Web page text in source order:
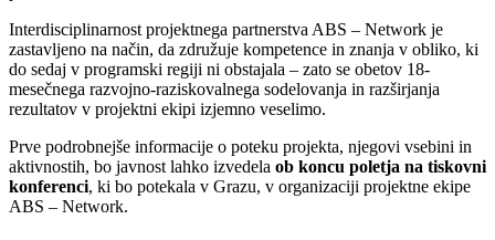
Interdisciplinarnost projektnega partnerstva ABS – Network je
zastavljeno na način, da združuje kompetence in znanja v obliko, ki
do sedaj v programski regiji ni obstajala – zato se obetov 18-
mesečnega razvojno-raziskovalnega sodelovanja in razširjanja
rezultatov v projektni ekipi izjemno veselimo.
Prve podrobnejše informacije o poteku projekta, njegovi vsebini in
aktivnostih, bo javnost lahko izvedela ob koncu poletja na tiskovni
konferenci, ki bo potekala v Grazu, v organizaciji projektne ekipe
ABS – Network.